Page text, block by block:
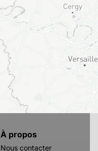
À propos
Nous contacter